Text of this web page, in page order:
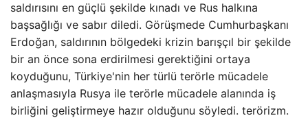
saldırısını en güçlü şekilde kınadı ve Rus halkına
başsağlığı ve sabır diledi. Görüşmede Cumhurbaşkanı
Erdoğan, saldırının bölgedeki krizin barışçıl bir şekilde
bir an önce sona erdirilmesi gerektiğini ortaya
koyduğunu, Türkiye'nin her türlü terörle mücadele
anlaşmasıyla Rusya ile terörle mücadele alanında iş
birliğini geliştirmeye hazır olduğunu söyledi. terörizm.